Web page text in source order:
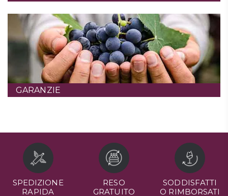
GARANZIE
SPEDIZIONE
RAPIDA
RESO
GRATUITO
SODDISFATTI
O RIMBORSATI